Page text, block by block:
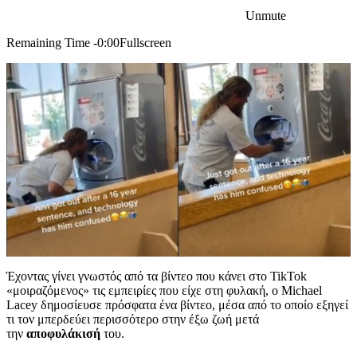
Unmute
Remaining Time -0:00Fullscreen
Έχοντας γίνει γνωστός από τα βίντεο που κάνει στο TikTok
«μοιραζόμενος» τις εμπειρίες που είχε στη φυλακή, ο Michael
Lacey δημοσίευσε πρόσφατα ένα βίντεο, μέσα από το οποίο εξηγεί
τι τον μπερδεύει περισσότερο στην έξω ζωή μετά
την αποφυλάκισή του.